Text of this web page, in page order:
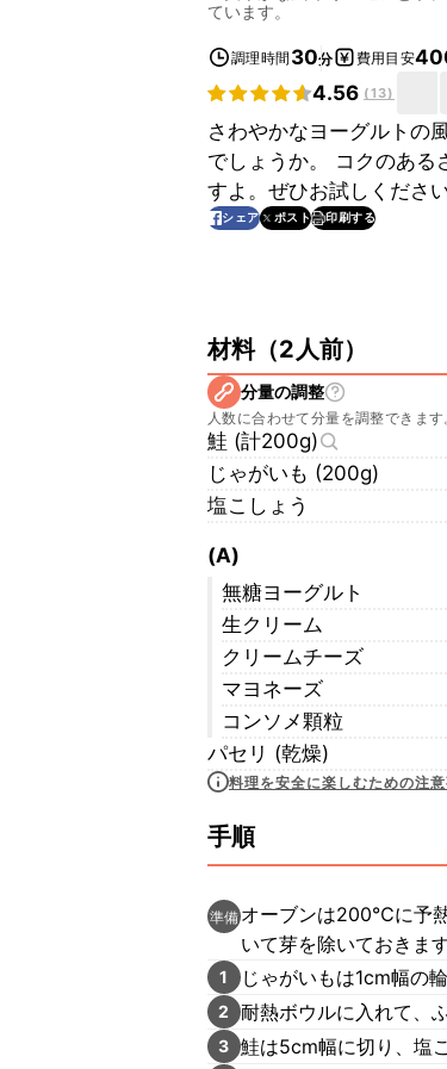
ています。
調理時間 30分 費用目安
4.56 (13)
さわやかなヨーグルトの
でしょうか。 コクのある
すよ。ぜひお試しください
シェア ポスト 印刷する
材料（2人前）
分量の調整
人数に合わせて分量を調整できま
鮭 (計200g)
じゃがいも (200g)
塩こしょう
(A)
無糖ヨーグルト
生クリーム
クリームチーズ
マヨネーズ
コンソメ顆粒
パセリ (乾燥)
料理を安全に楽しむための注
手順
準備 オーブンは200℃に予
いて芽を除いておきます
1 じゃがいもは1cm幅の
2 耐熱ボウルに入れて、
3 鮭は5cm幅に切り、塩